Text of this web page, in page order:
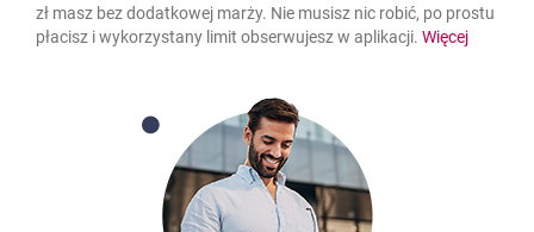
zł masz bez dodatkowej marży. Nie musisz nic robić, po prostu
płacisz i wykorzystany limit obserwujesz w aplikacji. Więcej